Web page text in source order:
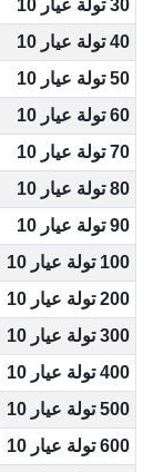
30 تولة عيار 10
40 تولة عيار 10
50 تولة عيار 10
60 تولة عيار 10
70 تولة عيار 10
80 تولة عيار 10
90 تولة عيار 10
100 تولة عيار 10
200 تولة عيار 10
300 تولة عيار 10
400 تولة عيار 10
500 تولة عيار 10
600 تولة عيار 10